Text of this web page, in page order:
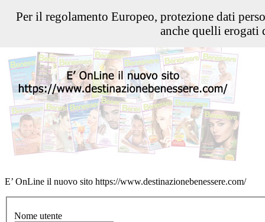
E’ OnLine il nuovo sito https://www.destinazionebenessere.com/
Nome utente
Per il regolamento Europeo, protezione dati
anche quelli erogati